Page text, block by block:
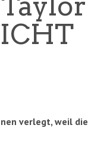
verlegt, weil die